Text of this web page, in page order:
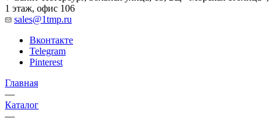
1 этаж, офис 106
sales@1tmp.ru
Вконтакте
Telegram
Pinterest
Главная
—
Каталог
—